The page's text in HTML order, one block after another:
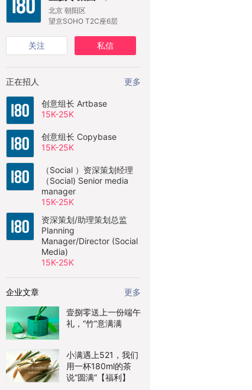
北京 朝阳区
望京SOHO T2C座6层
关注 私信
正在招人 更多
创意组长 Artbase
15K-25K
创意组长 Copybase
15K-25K
（Social ）资深策划经理
（Social) Senior media
manager
15K-25K
资深策划/助理策划总监
Planning
Manager/Director (Social
Media)
15K-25K
企业文章 更多
壹捌零送上一份端午
礼，“竹”意满满
小满遇上521，我们
用一杯180ml的茶
说“圆满”【福利】